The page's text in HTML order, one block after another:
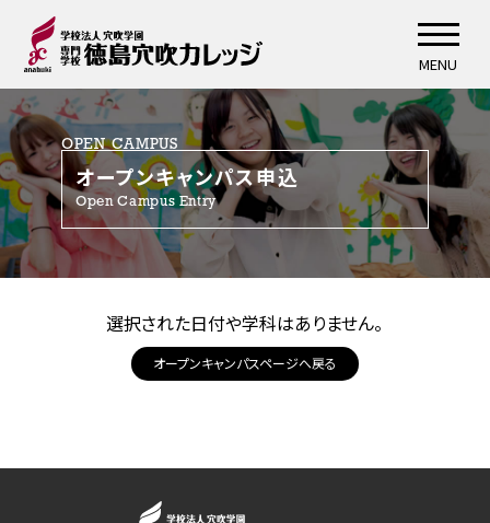
MENU
OPEN CAMPUS
オープンキャンパス申込
Open Campus Entry
選択された日付や学科はありません。
オープンキャンパスページへ戻る